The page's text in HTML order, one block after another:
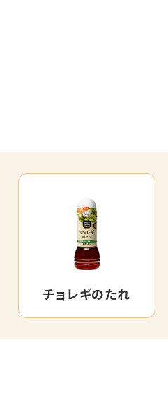
チョレギのたれ